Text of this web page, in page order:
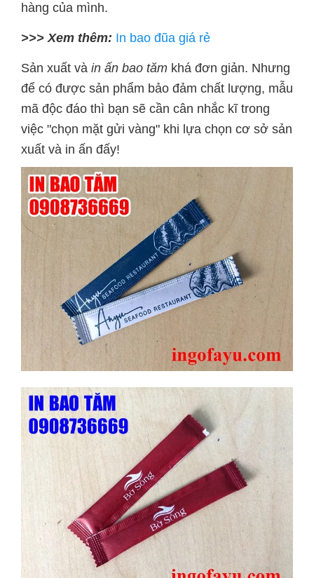
hàng của mình.
>>> Xem thêm: In bao đũa giá rẻ
Sản xuất và in ấn bao tăm khá đơn giản. Nhưng
để có được sản phẩm bảo đảm chất lượng, mẫu
mã độc đáo thì bạn sẽ cần cân nhắc kĩ trong
việc "chọn mặt gửi vàng" khi lựa chọn cơ sở sản
xuất và in ấn đấy!